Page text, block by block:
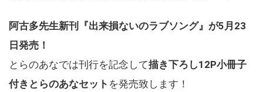
阿古多先生新刊『出来損ないのラブソング』が5月23
日発売！
とらのあなでは刊行を記念して描き下ろし12P小冊子
付きとらのあなセット を発売致します！